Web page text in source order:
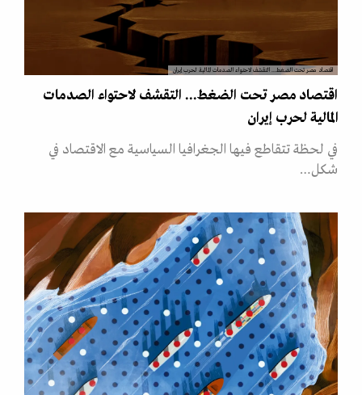
اقتصاد مصر تحت الضغط... التقشف لاحتواء الصدمات المالية لحرب إيران
اقتصاد مصر تحت الضغط... التقشف لاحتواء الصدمات
المالية لحرب إيران
في لحظة تتقاطع فيها الجغرافيا السياسية مع الاقتصاد في
شكل…